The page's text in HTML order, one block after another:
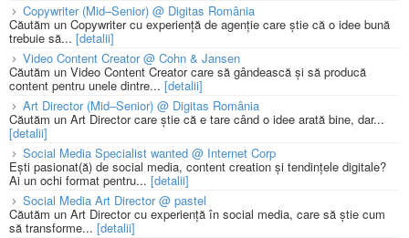
Copywriter (Mid–Senior) @ Digitas România
Căutăm un Copywriter cu experiență de agenție care știe că o idee bună
trebuie să... [detalii]
Video Content Creator @ Cohn & Jansen
Căutăm un Video Content Creator care să gândească și să producă
content pentru unele dintre... [detalii]
Art Director (Mid–Senior) @ Digitas România
Căutăm un Art Director care știe că e tare când o idee arată bine, dar...
[detalii]
Social Media Specialist wanted @ Internet Corp
Ești pasionat(ă) de social media, content creation și tendințele digitale?
Ai un ochi format pentru... [detalii]
Social Media Art Director @ pastel
Căutăm un Art Director cu experiență în social media, care să știe cum
să transforme... [detalii]